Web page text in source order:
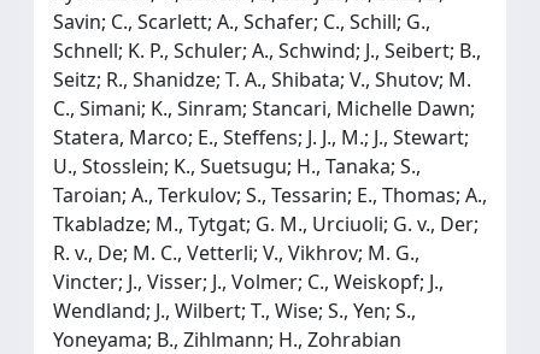
Savin; C., Scarlett; A., Schafer; C., Schill; G.,
Schnell; K. P., Schuler; A., Schwind; J., Seibert; B.,
Seitz; R., Shanidze; T. A., Shibata; V., Shutov; M.
C., Simani; K., Sinram; Stancari, Michelle Dawn;
Statera, Marco; E., Steffens; J. J., M.; J., Stewart;
U., Stosslein; K., Suetsugu; H., Tanaka; S.,
Taroian; A., Terkulov; S., Tessarin; E., Thomas; A.,
Tkabladze; M., Tytgat; G. M., Urciuoli; G. v., Der;
R. v., De; M. C., Vetterli; V., Vikhrov; M. G.,
Vincter; J., Visser; J., Volmer; C., Weiskopf; J.,
Wendland; J., Wilbert; T., Wise; S., Yen; S.,
Yoneyama; B., Zihlmann; H., Zohrabian